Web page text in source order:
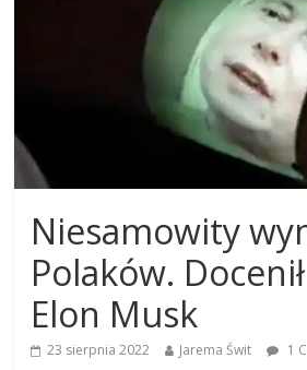
Niesamowity
Polaków.
Elon Musk
23 sierpnia 2022 Jarema Świt 1